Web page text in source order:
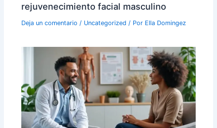
rejuvenecimiento facial masculino
Deja un comentario / Uncategorized / Por Ella Domingez